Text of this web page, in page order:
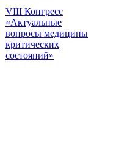
VIII Конгресс
«Актуальные
вопросы медицины
критических
состояний»